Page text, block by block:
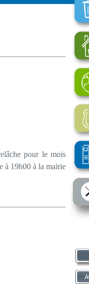
pour le mois
à 19h00 à la mairie